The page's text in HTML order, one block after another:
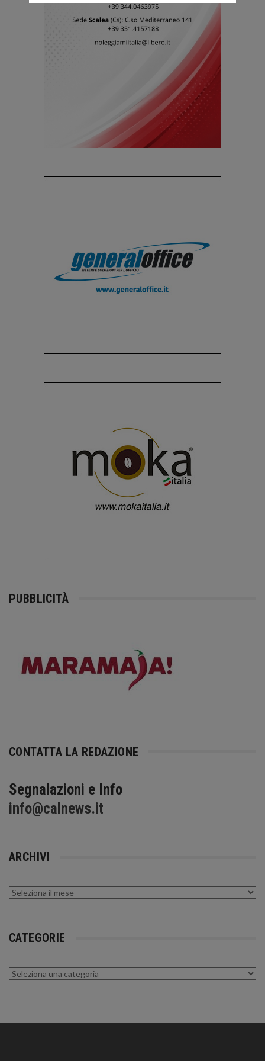
PUBBLICITÀ
CONTATTA LA REDAZIONE
Segnalazioni e Info
info@calnews.it
ARCHIVI
Archivi
CATEGORIE
Categorie